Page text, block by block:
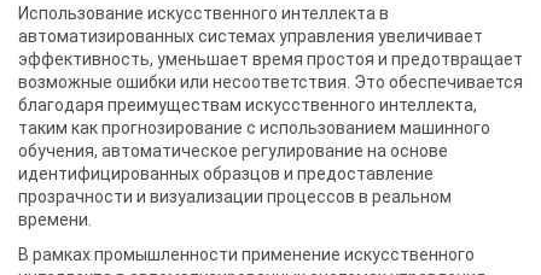
Использование искусственного интеллекта в
автоматизированных системах управления увеличивает
эффективность, уменьшает время простоя и предотвращает
возможные ошибки или несоответствия. Это обеспечивается
благодаря преимуществам искусственного интеллекта,
таким как прогнозирование с использованием машинного
обучения, автоматическое регулирование на основе
идентифицированных образцов и предоставление
прозрачности и визуализации процессов в реальном
времени.
В рамках промышленности применение искусственного